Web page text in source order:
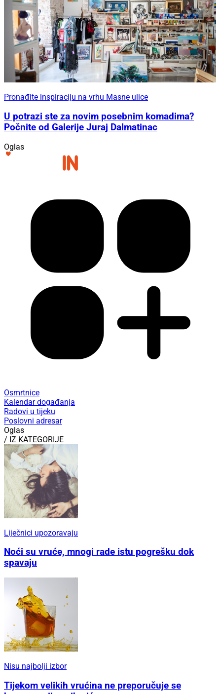
Pronađite inspiraciju na vrhu Masne ulice
U potrazi ste za novim posebnim komadima?
Počnite od Galerije Juraj Dalmatinac
Oglas
Osmrtnice
Kalendar događanja
Radovi u tijeku
Poslovni adresar
Oglas
/ IZ KATEGORIJE
Liječnici upozoravaju
Noći su vruće, mnogi rade istu pogrešku dok
spavaju
Nisu najbolji izbor
Tijekom velikih vrućina ne preporučuje se